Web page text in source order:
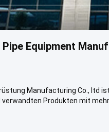
Equipment
Manufacturing Co., ltd
Produkten mit